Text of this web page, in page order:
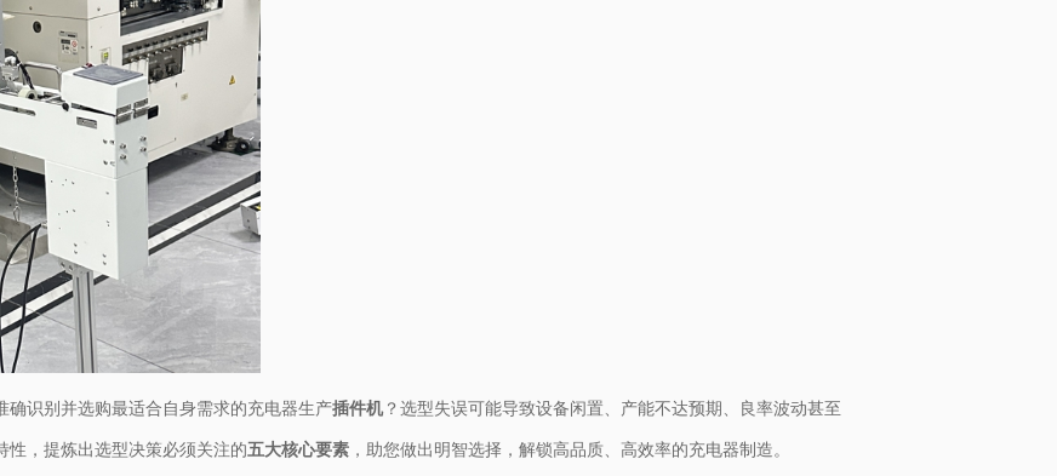
识别并选购最适合自身需求的​充电器生产插件机​？选型失误可能导致设备闲置、产能不达预期、良率波动甚至
，提炼出选型决策必须关注的​​五大核心要素​ ​，助您做出明智选择，解锁高品质、高效率的充电器制造。